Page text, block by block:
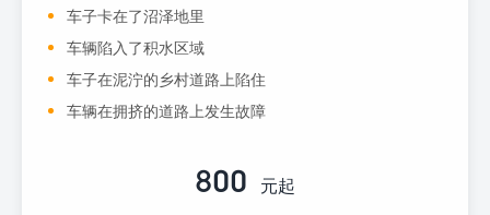
车子卡在了沼泽地里
车辆陷入了积水区域
车子在泥泞的乡村道路上陷住
车辆在拥挤的道路上发生故障
800 元起